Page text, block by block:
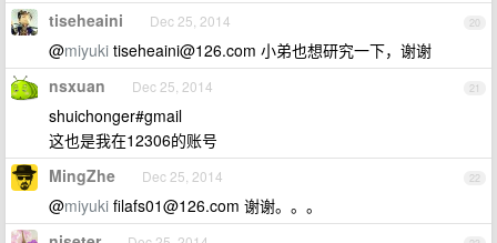
20
tiseheaini Dec 25, 2014
@miyuki tiseheaini@126.com 小弟也想研究一下，谢谢
21
nsxuan Dec 25, 2014
shuichonger#gmail
这也是我在12306的账号
22
MingZhe Dec 25, 2014
@miyuki filafs01@126.com 谢谢。。。